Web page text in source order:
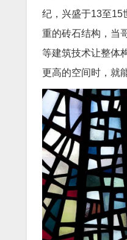
纪，兴盛于13至15
重的砖石结构，当
等建筑技术让整体
更高的空间时，就